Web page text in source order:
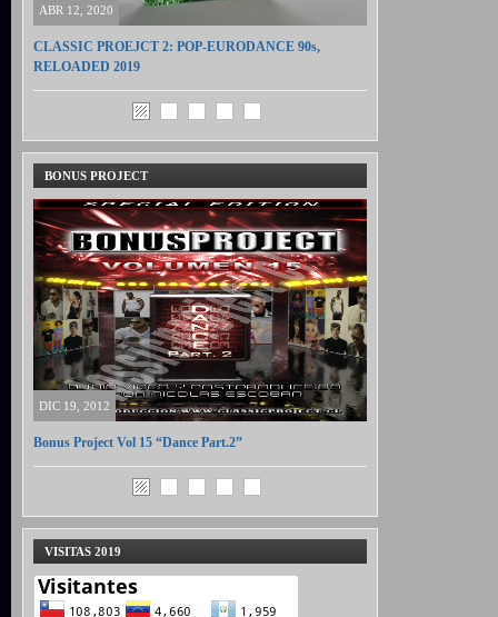
ABR 12, 2020
CLASSIC PROEJCT 2: POP-EURODANCE 90s,
RELOADED 2019
BONUS PROJECT
DIC 19, 2012
Bonus Project Vol 15 “Dance Part.2”
VISITAS 2019